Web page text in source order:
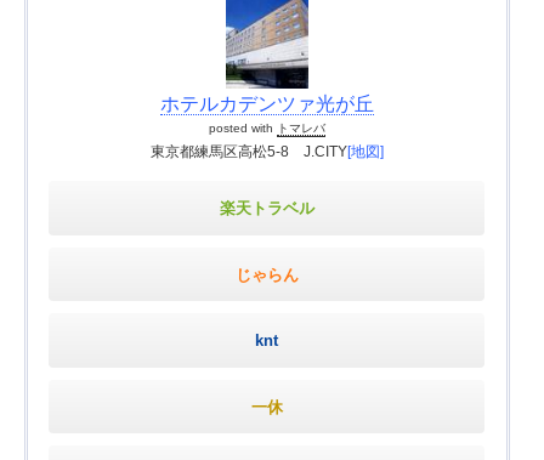
ホテルカデンツァ光が丘
posted with トマレバ
東京都練馬区高松5-8 J.CITY[地図]
楽天トラベル
じゃらん
knt
一休